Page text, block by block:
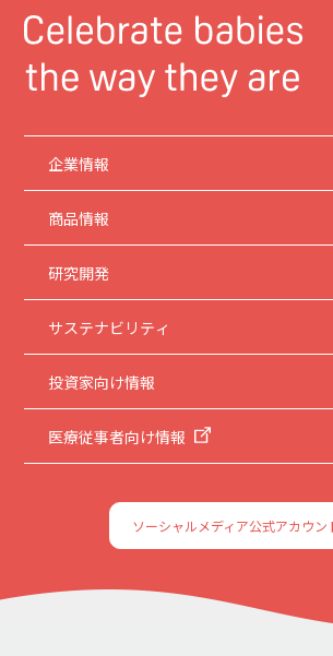
企業情報
商品情報
研究開発
サステナビリティ
投資家向け情報
医療従事者向け情報
ソーシャルメディア公式アカウン